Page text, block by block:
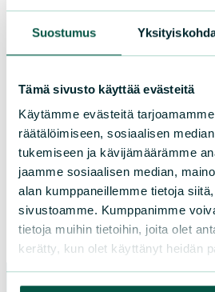
Suostumus
Tämä sivusto käyttää evästeitä
Käytämme evästeitä
räätälöimiseen, sosiaalisen
tukemiseen ja kävijämäärämme
jaamme sosiaalisen median,
alan kumppaneillemme tietoja
sivustoamme. Kumppanimme
tietoja muihin tietoihin, joita olet
kerätty, kun olet käyttänyt heidän
puhelin / telefon050 3011
Sörnäsgatan 1, 00580
Lisää yhteystietoja
Facebook InstagramTikTok